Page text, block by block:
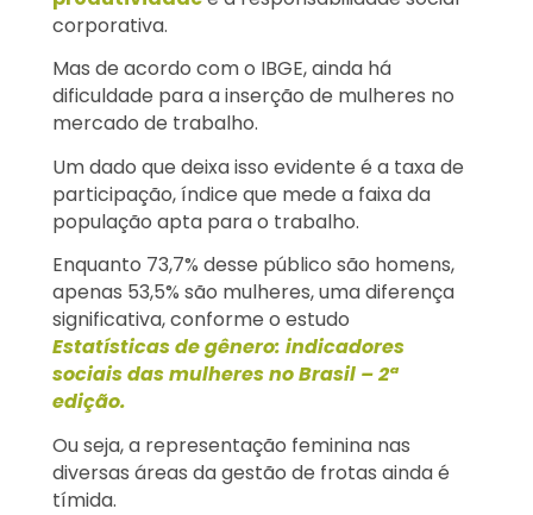
corporativa.
Mas de acordo com o IBGE, ainda há
dificuldade para a inserção de mulheres no
mercado de trabalho.
Um dado que deixa isso evidente é a taxa de
participação, índice que mede a faixa da
população apta para o trabalho.
Enquanto 73,7% desse público são homens,
apenas 53,5% são mulheres, uma diferença
significativa, conforme o estudo
Estatísticas de gênero: indicadores
sociais das mulheres no Brasil – 2ª
edição.
Ou seja, a representação feminina nas
diversas áreas da gestão de frotas ainda é
tímida.